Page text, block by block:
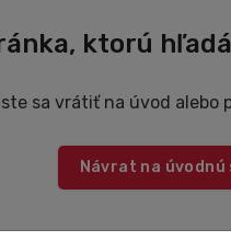
ktorú
sa vrátiť na úvod alebo
Návrat na